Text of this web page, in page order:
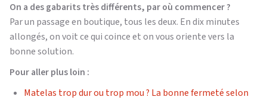
On a des gabarits très différents, par où commencer ?
Par un passage en boutique, tous les deux. En dix minutes
allongés, on voit ce qui coince et on vous oriente vers la
bonne solution.
Pour aller plus loin :
Matelas trop dur ou trop mou ? La bonne fermeté selon